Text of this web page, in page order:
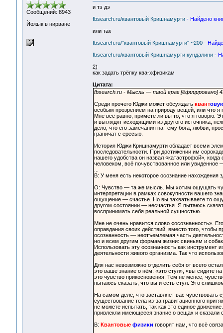
Сообщений: 8943
Йожык в нирване
и тэ дэ
fbsearch.ru/квантовый Кришнамурти - Найдено
или так
fbsearch.ru/"квантовый Кришнамурти" ~200 -
fbsearch.ru/квантовый Кришнамурти кундалини -
2)
как задать трёпку ква-хфизикам
Цитата:
fbsearch.ru - Мысль — твой враг [ёфицировано]
Среди прочего Юджи может обсуждать квант
особым прозрением на природу вещей, или что я
Мне всё равно, примете ли вы то, что я говорю.
и выглядят исходящими из другого источника,
дело, что его замечания на тему бога, любви,
граничат с ересью.
История Юджи Кришнамурти обладает всеми
последовательности. При достижении им
нашего удобства он назвал «катастрофой»,
человеком, всё почувствованное или
В: У меня есть некоторое осознание нахождения
О: Чувство — та же мысль. Мы хотим ощущать
интерпретации в рамках совокупности вашего
ощущение — счастье. Но вы захватываете то
другом состоянии — несчастья. Я пытаюсь
воспринимать себя реальной сущностью.
Мне не очень нравится слово «осознанность».
оправдания своих действий, вместо того, чтобы
осознанность — неотъемлемая часть
но и всем другим формам жизни: свиньям и
Использовать эту осознанность как
деятельности живого организма. Так что
Для нас невозможно отделить себя от всего
это ваше знание о нём: «это стул», «вы сидите
это чувство прикосновения. Тем не менее,
пытаюсь сказать, что вы и есть стул. Это
На самом деле, что заставляет вас чувствовать
существование тела из-за гравитационного
не можете испытать, так как это единое
привлекли имеющееся знание о вещах и сказали
В: Квантовые физики говорят нам, что всё